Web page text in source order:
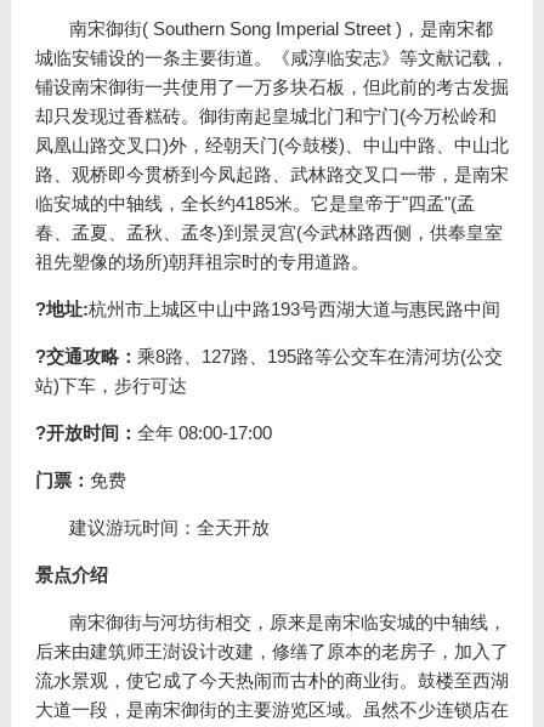
南宋御街( Southern Song Imperial Street )，是南宋都
城临安铺设的一条主要街道。《咸淳临安志》等文献记载，
铺设南宋御街一共使用了一万多块石板，但此前的考古发掘
却只发现过香糕砖。御街南起皇城北门和宁门(今万松岭和
凤凰山路交叉口)外，经朝天门(今鼓楼)、中山中路、中山北
路、观桥即今贯桥到今凤起路、武林路交叉口一带，是南宋
临安城的中轴线，全长约4185米。它是皇帝于"四孟"(孟
春、孟夏、孟秋、孟冬)到景灵宫(今武林路西侧，供奉皇室
祖先塑像的场所)朝拜祖宗时的专用道路。
?地址:杭州市上城区中山中路193号西湖大道与惠民路中间
?交通攻略： 乘8路、127路、195路等公交车在清河坊(公交
站)下车，步行可达
?开放时间： 全年 08:00-17:00
门票： 免费
建议游玩时间：全天开放
景点介绍
南宋御街与河坊街相交，原来是南宋临安城的中轴线，
后来由建筑师王澍设计改建，修缮了原本的老房子，加入了
流水景观，使它成了今天热闹而古朴的商业街。鼓楼至西湖
大道一段，是南宋御街的主要游览区域。虽然不少连锁店在